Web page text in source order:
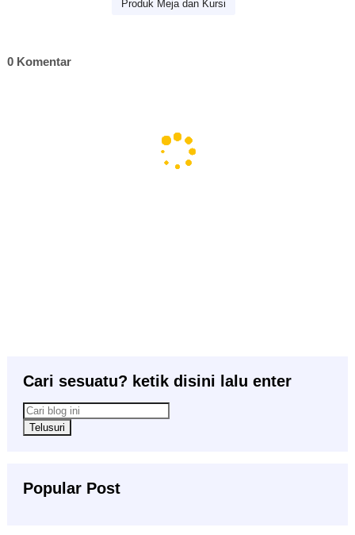
Produk Meja dan Kursi
0 Komentar
Cari sesuatu? ketik disini lalu enter
Popular Post